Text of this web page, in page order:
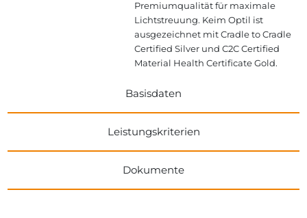
Premiumqualität für maximale
Lichtstreuung. Keim Optil ist
ausgezeichnet mit Cradle to Cradle
Certified Silver und C2C Certified
Material Health Certificate Gold.
Basisdaten
Leistungskriterien
Dokumente